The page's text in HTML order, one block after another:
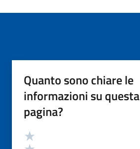
Quanto sono chiare le
informazioni su questa
pagina?
Valutazione